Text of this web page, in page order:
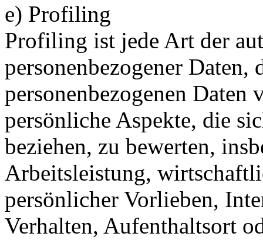
e) Profiling
Profiling ist jede Art der
personenbezogener Daten,
personenbezogenen Daten
persönliche Aspekte, die
beziehen, zu bewerten,
Arbeitsleistung,
persönlicher Vorlieben,
Verhalten, Aufenthaltsort